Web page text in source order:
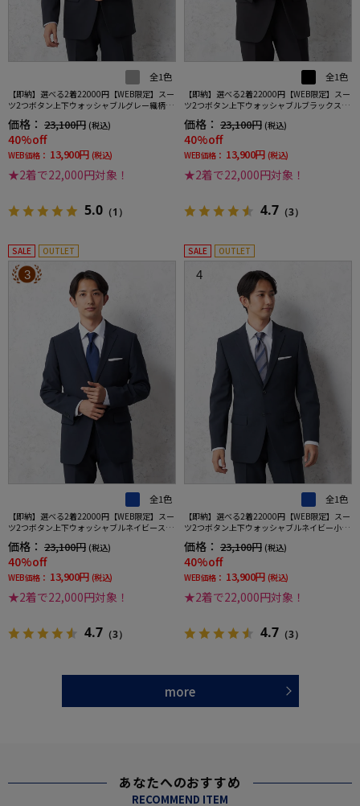
全1色
【即納】選べる2着22000円【WEB限定】スー
ツ2つボタン上下ウォッシャブルグレー織柄無
地3シーズン対応
価格： 23,100円 (税込)
40%off
WEB価格： 13,900円 (税込)
★2着で22,000円対象！
5.0 （1）
全1色
【即納】選べる2着22000円【WEB限定】スー
ツ2つボタン上下ウォッシャブルブラックスト
ライプ3シーズン対応
価格： 23,100円 (税込)
40%off
WEB価格： 13,900円 (税込)
★2着で22,000円対象！
4.7 （3）
SALE OUTLET
3
全1色
【即納】選べる2着22000円【WEB限定】スー
ツ2つボタン上下ウォッシャブルネイビースト
ライプ3シーズン対応
価格： 23,100円 (税込)
40%off
WEB価格： 13,900円 (税込)
★2着で22,000円対象！
4.7 （3）
SALE OUTLET
4
全1色
【即納】選べる2着22000円【WEB限定】スー
ツ2つボタン上下ウォッシャブルネイビー小柄
3シーズン対応
価格： 23,100円 (税込)
40%off
WEB価格： 13,900円 (税込)
★2着で22,000円対象！
4.7 （3）
more
あなたへのおすすめ
RECOMMEND ITEM